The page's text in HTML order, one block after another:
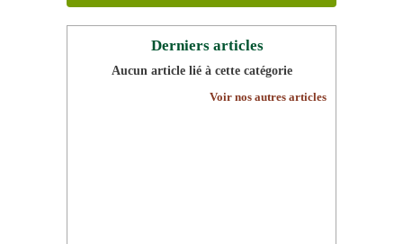
Derniers articles
Aucun article lié à cette catégorie
Voir nos autres articles